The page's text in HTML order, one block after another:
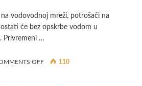
vodovodnoj mreži, potrošači na
će bez opskrbe vodom u
Privremeni …
OFFON
110